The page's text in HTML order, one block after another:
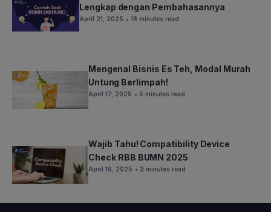
Lengkap dengan Pembahasannya
April 21, 2025 • 18 minutes read
Mengenal Bisnis Es Teh, Modal Murah
Untung Berlimpah!
April 17, 2025 • 5 minutes read
Wajib Tahu! Compatibility Device
Check RBB BUMN 2025
April 16, 2025 • 3 minutes read